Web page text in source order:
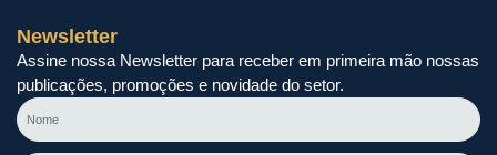
Newsletter
Assine nossa Newsletter para receber em primeira mão nossas
publicações, promoções e novidade do setor.
Nome